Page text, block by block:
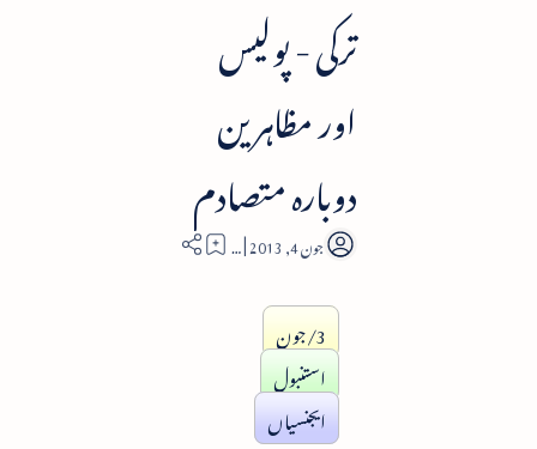
ترکی - پولیس
اور مظاہرین
دوبارہ متصادم
1
3/جون
استنبول
ایجنسیاں